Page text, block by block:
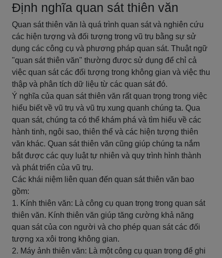
Định nghĩa quan sát thiên văn
Quan sát thiên văn là quá trình quan sát và nghiên cứu
các hiện tượng và đối tượng trong vũ trụ bằng sự sử
dụng các công cụ và phương pháp quan sát. Thuật ngữ
"quan sát thiên văn" thường được sử dụng để chỉ cả
việc quan sát các đối tượng trong không gian và việc thu
thập và phân tích dữ liệu từ các quan sát đó.
Ý nghĩa của quan sát thiên văn rất quan trọng trong việc
hiểu biết về vũ trụ và vũ trụ xung quanh chúng ta. Qua
quan sát, chúng ta có thể khám phá và tìm hiểu về các
hành tinh, ngôi sao, thiên thể và các hiện tượng thiên
văn khác. Quan sát thiên văn cũng giúp chúng ta nắm
bắt được các quy luật tự nhiên và quy trình hình thành
và phát triển của vũ trụ.
Các khái niệm liên quan đến quan sát thiên văn bao
gồm:
1. Kính thiên văn: Là công cụ quan trọng trong quan sát
thiên văn. Kính thiên văn giúp tăng cường khả năng
quan sát của con người và cho phép quan sát các đối
tượng xa xôi trong không gian.
2. Máy ảnh thiên văn: Là một công cụ quan trọng để ghi